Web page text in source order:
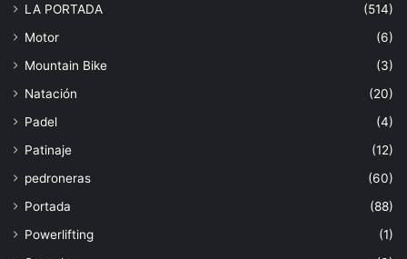
LA PORTADA
(514)
Motor
(6)
Mountain Bike
(3)
Natación
(20)
Padel
(4)
Patinaje
(12)
pedroneras
(60)
Portada
(88)
Powerlifting
(1)